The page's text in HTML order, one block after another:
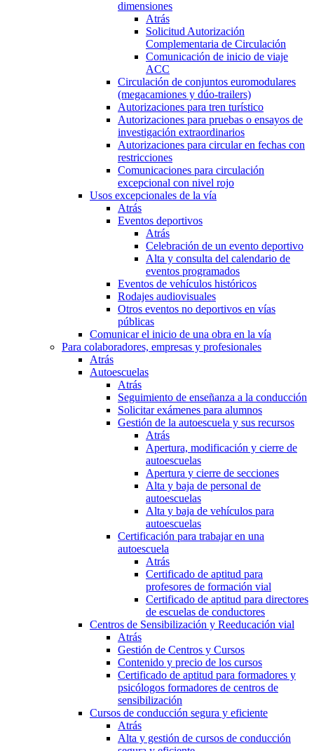
dimensiones
Atrás
Solicitud Autorización
Complementaria de Circulación
Comunicación de inicio de viaje
ACC
Circulación de conjuntos euromodulares
(megacamiones y dúo-trailers)
Autorizaciones para tren turístico
Autorizaciones para pruebas o ensayos de
investigación extraordinarios
Autorizaciones para circular en fechas con
restricciones
Comunicaciones para circulación
excepcional con nivel rojo
Usos excepcionales de la vía
Atrás
Eventos deportivos
Atrás
Celebración de un evento deportivo
Alta y consulta del calendario de
eventos programados
Eventos de vehículos históricos
Rodajes audiovisuales
Otros eventos no deportivos en vías
públicas
Comunicar el inicio de una obra en la vía
Para colaboradores, empresas y profesionales
Atrás
Autoescuelas
Atrás
Seguimiento de enseñanza a la conducción
Solicitar exámenes para alumnos
Gestión de la autoescuela y sus recursos
Atrás
Apertura, modificación y cierre de
autoescuelas
Apertura y cierre de secciones
Alta y baja de personal de
autoescuelas
Alta y baja de vehículos para
autoescuelas
Certificación para trabajar en una
autoescuela
Atrás
Certificado de aptitud para
profesores de formación vial
Certificado de aptitud para directores
de escuelas de conductores
Centros de Sensibilización y Reeducación vial
Atrás
Gestión de Centros y Cursos
Contenido y precio de los cursos
Certificado de aptitud para formadores y
psicólogos formadores de centros de
sensibilización
Cursos de conducción segura y eficiente
Atrás
Alta y gestión de cursos de conducción